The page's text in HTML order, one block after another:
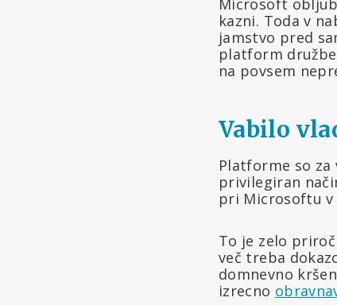
Microsoft
kazni. Toda v
jamstvo pred
platform
na povsem
Vabilo
Platforme so
privilegiran
pri Microsoftu
To je zelo
več treba
domnevno
izrecno